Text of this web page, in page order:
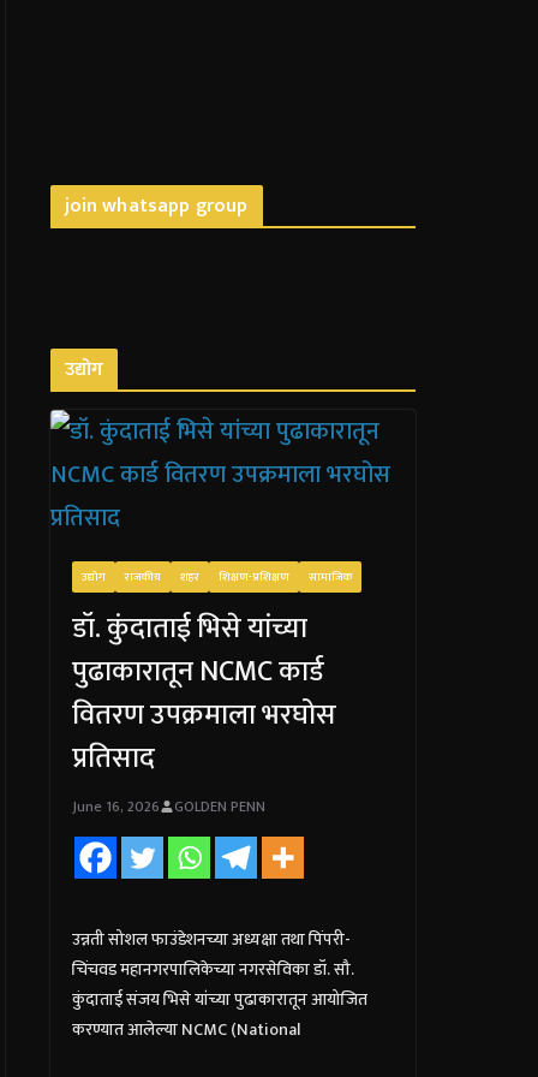
join whatsapp group
उद्योग
उद्योग राजकीय शहर शिक्षण-प्रशिक्षण सामाजिक
डॉ. कुंदाताई भिसे यांच्या
पुढाकारातून NCMC कार्ड
वितरण उपक्रमाला भरघोस
प्रतिसाद
June 16, 2026 GOLDEN PENN
उन्नती सोशल फाउंडेशनच्या अध्यक्षा तथा पिंपरी-
चिंचवड महानगरपालिकेच्या नगरसेविका डॉ. सौ.
कुंदाताई संजय भिसे यांच्या पुढाकारातून आयोजित
करण्यात आलेल्या NCMC (National